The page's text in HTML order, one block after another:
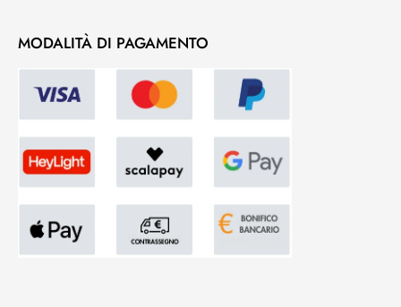
MODALITÀ DI PAGAMENTO